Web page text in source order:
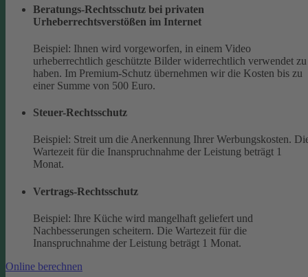
Beratungs-Rechtsschutz bei privaten
Urheberrechtsverstößen im Internet
Beispiel: Ihnen wird vorgeworfen, in einem Video
urheberrechtlich geschützte Bilder widerrechtlich verwendet zu
haben. Im Premium-Schutz übernehmen wir die Kosten bis zu
einer Summe von 500 Euro.
Steuer-Rechtsschutz
Beispiel: Streit um die Anerkennung Ihrer Werbungskosten.
Wartezeit für die Inanspruchnahme der Leistung beträgt 1
Monat.
Vertrags-Rechtsschutz
Beispiel: Ihre Küche wird mangelhaft geliefert und
Nachbesserungen scheitern. Die Wartezeit für die
Inanspruchnahme der Leistung beträgt 1 Monat.
Online berechnen